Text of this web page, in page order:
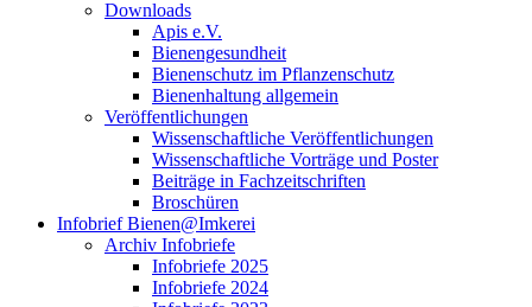
Downloads
Apis e.V.
Bienengesundheit
Bienenschutz im Pflanzenschutz
Bienenhaltung allgemein
Veröffentlichungen
Wissenschaftliche Veröffentlichungen
Wissenschaftliche Vorträge und Poster
Beiträge in Fachzeitschriften
Broschüren
Infobrief Bienen@Imkerei
Archiv Infobriefe
Infobriefe 2025
Infobriefe 2024